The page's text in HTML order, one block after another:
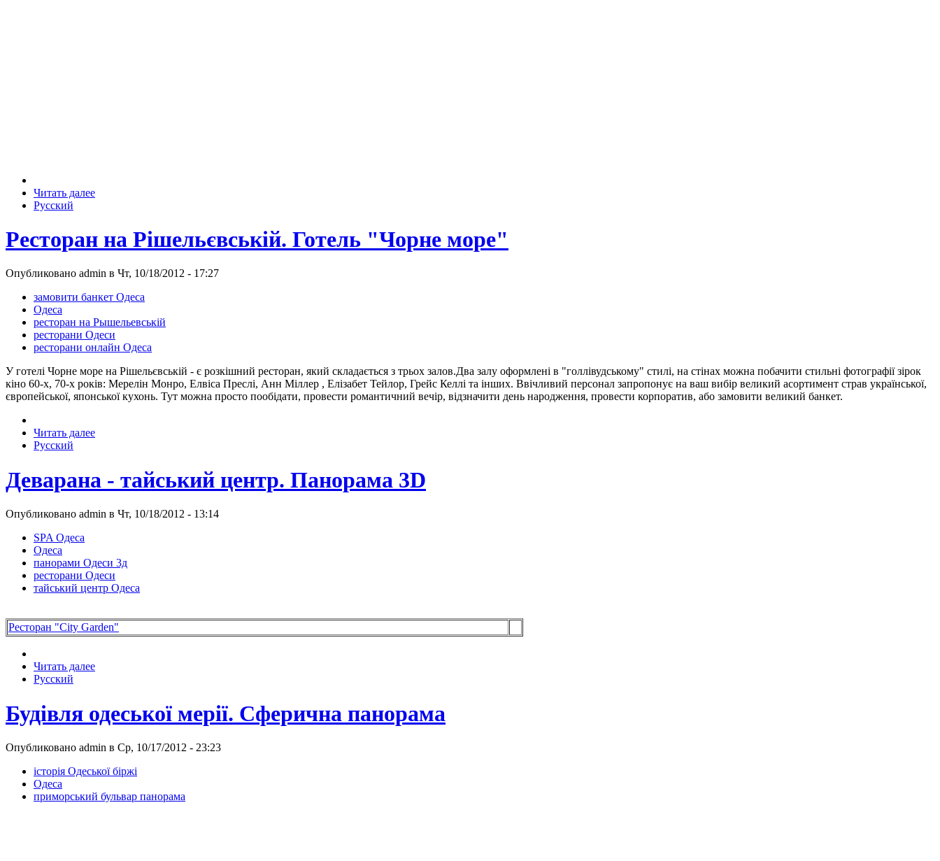
Читать далее
Русский
Ресторан на Рішельєвській. Готель "Чорне море"
Опубликовано admin в Чт, 10/18/2012 - 17:27
замовити банкет Одеса
Одеса
ресторан на Рышельевській
ресторани Одеси
ресторани онлайн Одеса
У готелі Чорне море на Рішельєвській - є розкішний ресторан, який складається з трьох залов.Два залу оформлені в "голлівудському" стилі, на стінах можна побачити стильні фотографії зірок
кіно 60-х, 70-х років: Мерелін Монро, Елвіса Преслі, Анн Міллер , Елізабет Тейлор, Грейс Келлі та інших. Ввічливий персонал запропонує на ваш вибір великий асортимент страв української,
європейської, японської кухонь. Тут можна просто пообідати, провести романтичний вечір, відзначити день народження, провести корпоратив, або замовити великий банкет.
Читать далее
Русский
Деварана - тайський центр. Панорама 3D
Опубликовано admin в Чт, 10/18/2012 - 13:14
SPA Одеса
Одеса
панорами Одеси 3д
ресторани Одеси
тайський центр Одеса
Ресторан "City Garden"
Читать далее
Русский
Будівля одеської мерії. Сферична панорама
Опубликовано admin в Ср, 10/17/2012 - 23:23
історія Одеської біржі
Одеса
приморський бульвар панорама